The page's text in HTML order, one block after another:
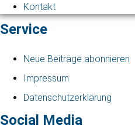
Kontakt
Service
Neue Beiträge abonnieren
Impressum
Datenschutzerklärung
Social Media